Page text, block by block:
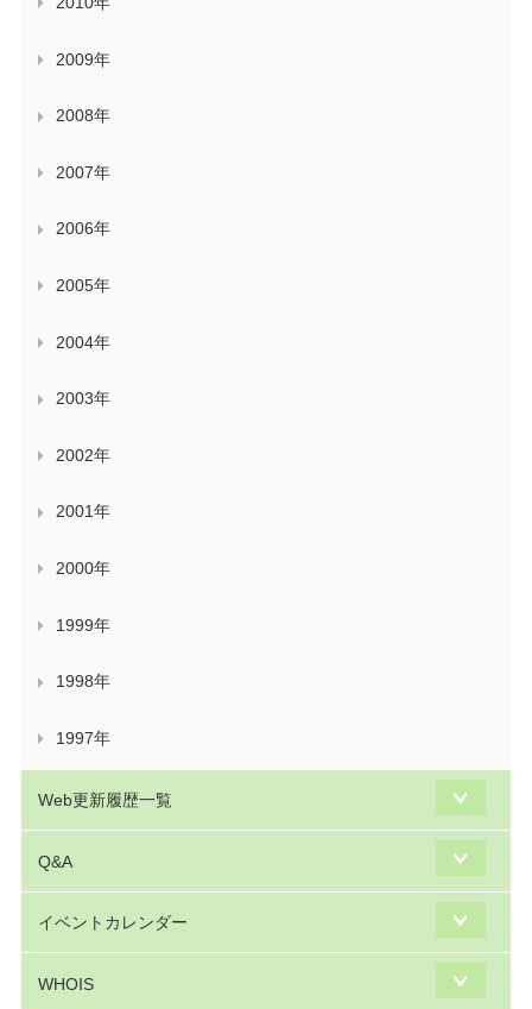
2009年
2008年
2007年
2006年
2005年
2004年
2003年
2002年
2001年
2000年
1999年
1998年
1997年
Web更新履歴一覧
Q&A
イベントカレンダー
WHOIS